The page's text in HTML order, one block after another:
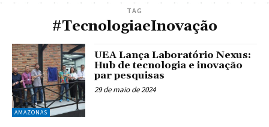
TAG
#TecnologiaeInovação
AMAZONAS
UEA Lança Laboratório Nexus:
Hub de tecnologia e inovação
par pesquisas
29 de maio de 2024